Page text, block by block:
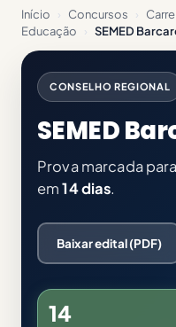
Início › Concursos ›
Educação
› SEMED
CONSELHO REGIONAL
SEMED
Prova marcada para
em14 dias.
Baixar edital (PDF)
14